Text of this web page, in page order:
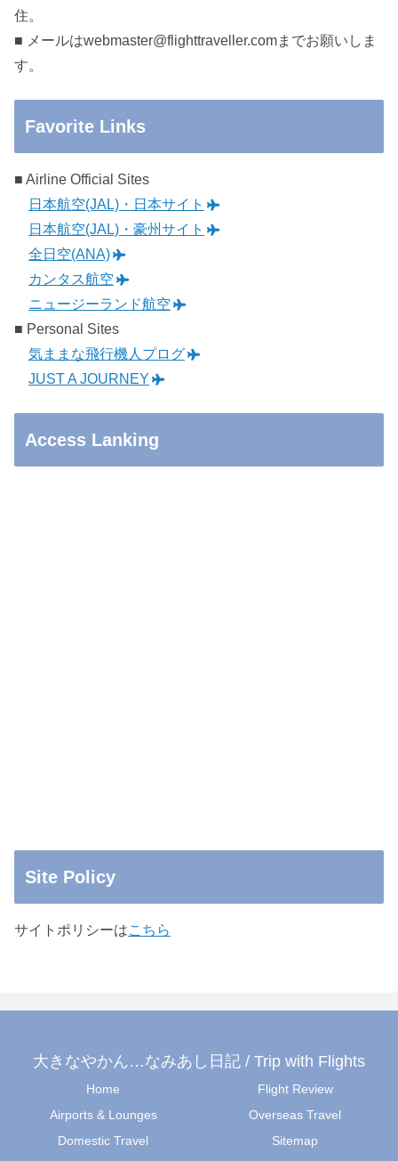
住。
■ メールはwebmaster@flighttraveller.comまでお願いしま
す。
Favorite Links
■ Airline Official Sites
日本航空(JAL)・日本サイト
日本航空(JAL)・豪州サイト
全日空(ANA)
カンタス航空
ニュージーランド航空
■ Personal Sites
気ままな飛行機人プログ
JUST A JOURNEY
Access Lanking
Site Policy
サイトポリシーはこちら
大きなやかん…なみあし日記 / Trip with Flights
Home
Flight Review
Airports & Lounges
Overseas Travel
Domestic Travel
Sitemap